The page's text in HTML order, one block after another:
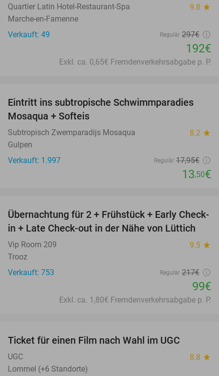
Quartier Latin Hotel-Restaurant-Spa 9.8 star
Marche-en-Famenne
Verkauft: 49
Regulär 297€
192€
Exkl. ca. 0,65€ Fremdenverkehrsabgabe p. P.
25%
Eintritt ins subtropische Schwimmparadies
Mosaqua + Softeis
Subtropisch Zwemparadijs Mosaqua 8.2 star
Gulpen
Verkauft: 1.997
Regulär 17,95€
13,50€
54%
Übernachtung für 2 + Frühstück + Early Check-
in + Late Check-out in der Nähe von Lüttich
Vip Room 209 9.5 star
Trooz
Verkauft: 753
Regulär 217€
99€
Exkl. ca. 1,80€ Fremdenverkehrsabgabe p. P.
Ticket für einen Film nach Wahl im UGC
UGC 8.8 star
Lommel (+6 Standorte)